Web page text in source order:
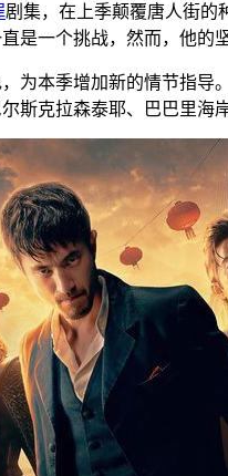
剧集，在上季颠覆唐人街的
是一个挑战，然而，他的
为本季增加新的情节指
斯克拉森泰耶、巴巴里海